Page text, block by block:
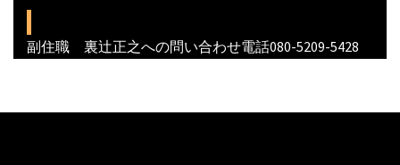
副住職 裏辻正之への問い合わせ電話080-5209-5428